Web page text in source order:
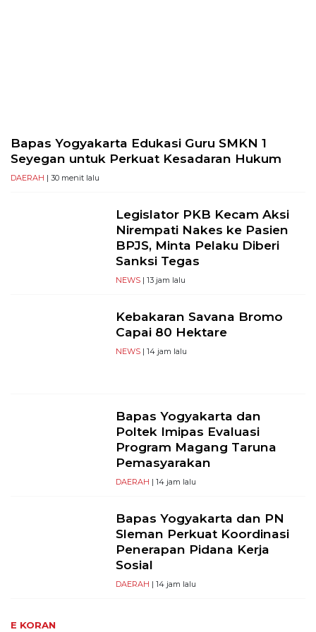
Bapas Yogyakarta Edukasi Guru SMKN 1
Seyegan untuk Perkuat Kesadaran Hukum
DAERAH | 30 menit lalu
Legislator PKB Kecam Aksi
Nirempati Nakes ke Pasien
BPJS, Minta Pelaku Diberi
Sanksi Tegas
NEWS | 13 jam lalu
Kebakaran Savana Bromo
Capai 80 Hektare
NEWS | 14 jam lalu
Bapas Yogyakarta dan
Poltek Imipas Evaluasi
Program Magang Taruna
Pemasyarakan
DAERAH | 14 jam lalu
Bapas Yogyakarta dan PN
Sleman Perkuat Koordinasi
Penerapan Pidana Kerja
Sosial
DAERAH | 14 jam lalu
E KORAN